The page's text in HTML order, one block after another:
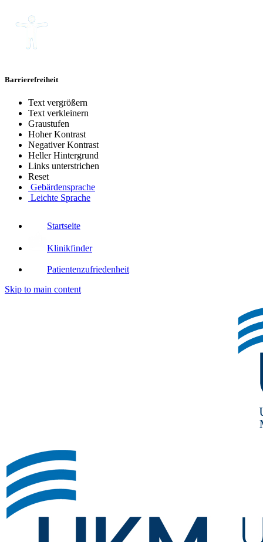
Barrierefreiheit
Text vergrößern
Text verkleinern
Graustufen
Hoher Kontrast
Negativer Kontrast
Heller Hintergrund
Links unterstrichen
Reset
Gebärdensprache
Leichte Sprache
Startseite
Klinikfinder
Patientenzufriedenheit
Skip to main content